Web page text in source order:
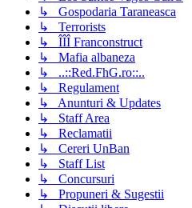
↳ Gospodaria Taraneasca
↳ Terrorists
↳ ÎÎÎ Franconstruct
↳ Mafia albaneza
↳ ..::Red.FhG.ro::..
↳ Regulament
↳ Anunturi & Updates
↳ Staff Area
↳ Reclamatii
↳ Cereri UnBan
↳ Staff List
↳ Concursuri
↳ Propuneri & Sugestii